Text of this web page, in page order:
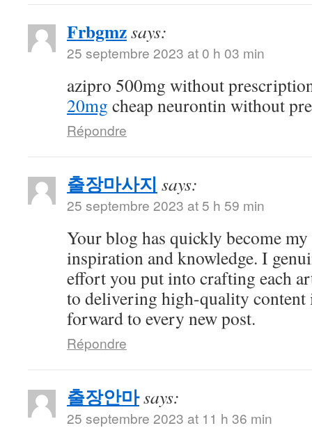
Frbgmzsays:
25 septembre 2023 at 0 h 03 min
azipro 500mg without
20mg cheap neurontin without
Répondre
출장마사지 says:
25 septembre 2023 at 5 h 59 min
Your blog has quickly become
inspiration and knowledge. I
effort you put into crafting each
to delivering high-quality content
forward to every new post.
Répondre
출장안마says:
25 septembre 2023 at 11 h 36 min